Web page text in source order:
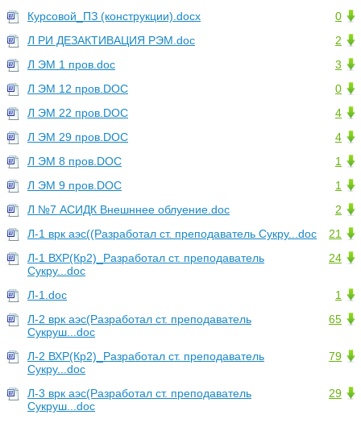
0
Курсовой_ПЗ (конструкции).docx
2
Л РИ ДЕЗАКТИВАЦИЯ РЭМ.doc
3
Л ЭМ 1 пров.doc
0
Л ЭМ 12 пров.DOC
4
Л ЭМ 22 пров.DOC
4
Л ЭМ 29 пров.DOC
1
Л ЭМ 8 пров.DOC
1
Л ЭМ 9 пров.DOC
2
Л №7 АСИДК Внешннее облуение.doc
21
Л-1 врк аэс((Разработал ст. преподаватель Сукру...doc
24
Л-1 ВХР(Кр2)_Разработал ст. преподаватель
Сукру...doc
1
Л-1.doc
65
Л-2 врк аэс(Разработал ст. преподаватель
Сукруш...doc
79
Л-2 ВХР(Кр2)_Разработал ст. преподаватель
Сукру...doc
29
Л-3 врк аэс(Разработал ст. преподаватель
Сукруш...doc